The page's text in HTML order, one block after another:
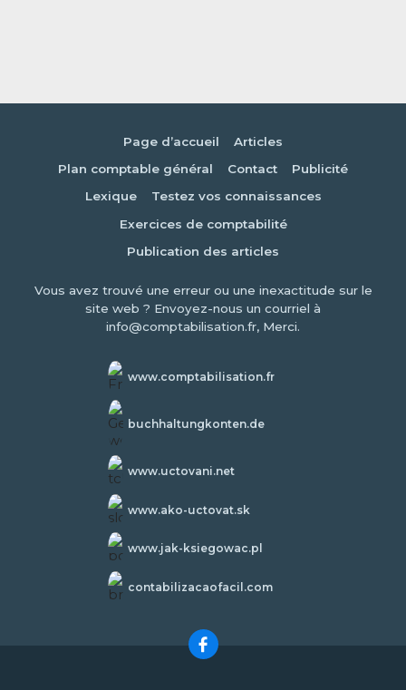
Page d’accueil
Articles
Plan comptable général
Contact
Publicité
Lexique
Testez vos connaissances
Exercices de comptabilité
Publication des articles
Vous avez trouvé une erreur ou une inexactitude sur le
site web ? Envoyez-nous un courriel à
info@comptabilisation.fr, Merci.
www.comptabilisation.fr
buchhaltungkonten.de
www.uctovani.net
www.ako-uctovat.sk
www.jak-ksiegowac.pl
contabilizacaofacil.com